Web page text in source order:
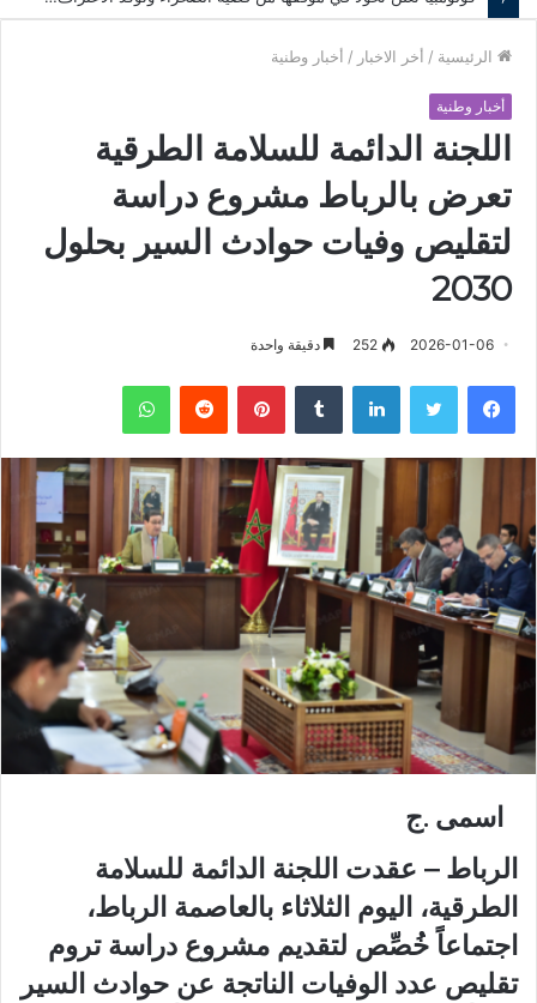
الرئيسية / أخر الاخبار / أخبار وطنية
أخبار وطنية
اللجنة الدائمة للسلامة الطرقية
تعرض بالرباط مشروع دراسة
لتقليص وفيات حوادث السير بحلول
2030
2026-01-06
252 دقيقة واحدة
فيسبوك لينكدإن بينتيريست
اسمى .ج
الرباط – عقدت اللجنة الدائمة للسلامة
الطرقية، اليوم الثلاثاء بالعاصمة الرباط،
اجتماعاً خُصِّص لتقديم مشروع دراسة تروم
تقليص عدد الوفيات الناتجة عن حوادث السير